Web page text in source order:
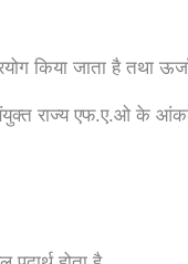
किया जाता है तथा
संयुक्त राज्य एफ.ए.ओ के